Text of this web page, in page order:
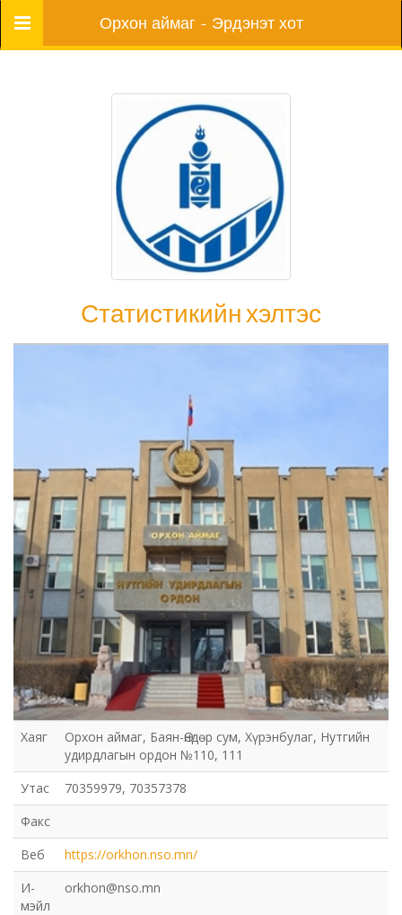
Цэс Орхон аймаг - Эрдэнэт хот
Статистикийн хэлтэс
Хаяг
Орхон аймаг, Баян-Өндөр сум, Хүрэнбулаг, Нутгийн
удирдлагын ордон №110, 111
Утас
70359979, 70357378
Факс
Веб
https://orkhon.nso.mn/
И-
мэйл
orkhon@nso.mn